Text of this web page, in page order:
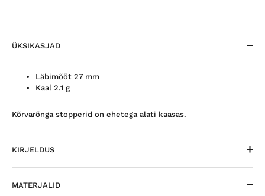
ÜKSIKASJAD
Läbimõõt 27 mm
Kaal 2.1 g
Kõrvarõnga stopperid on ehetega alati kaasas.
KIRJELDUS
MATERJALID